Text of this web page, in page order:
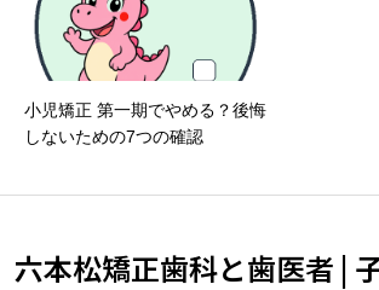
小児矯正 第一期でやめる？後悔
しないための7つの確認
六本松矯正歯科と歯医者 |